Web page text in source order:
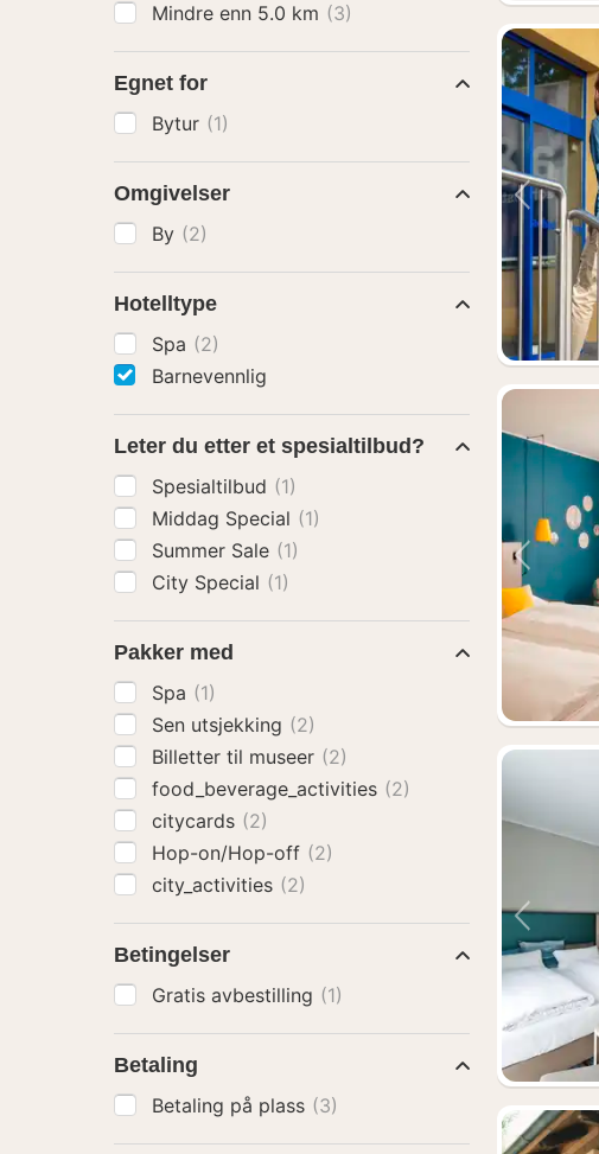
Mindre enn 5.0 km (3)
Egnet for
Bytur (1)
Omgivelser
By (2)
Hotelltype
Spa (2)
Barnevennlig
Leter du etter et spesialtilbud?
Spesialtilbud (1)
Middag Special (1)
Summer Sale (1)
City Special (1)
Pakker med
Spa (1)
Sen utsjekking (2)
Billetter til museer (2)
food_beverage_activities (2)
citycards (2)
Hop-on/Hop-off (2)
city_activities (2)
Betingelser
Gratis avbestilling (1)
Betaling
Betaling på plass (3)